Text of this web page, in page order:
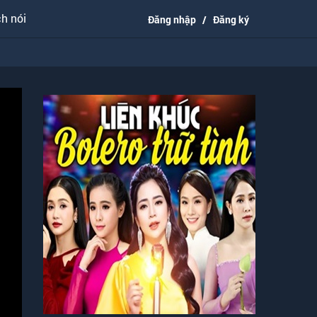
nói Đăng nhập / Đăng ký